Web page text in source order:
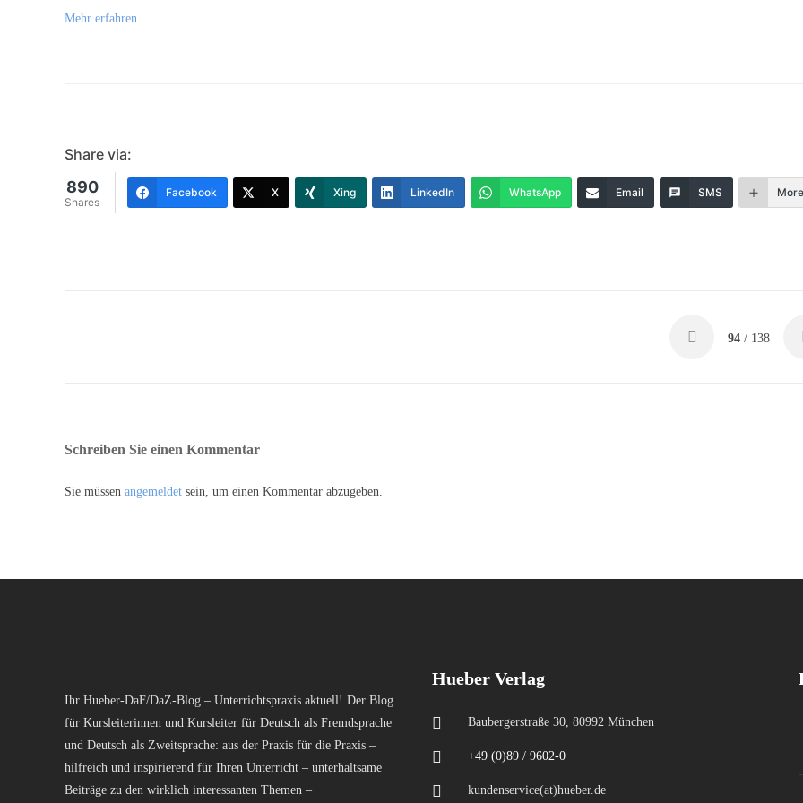
Mehr erfahren …
Share via:
890
Shares
Facebook X Xing LinkedIn WhatsApp Email SMS More
94 / 138
Schreiben Sie einen Kommentar
Sie müssen angemeldet sein, um einen Kommentar abzugeben.
Ihr Hueber-DaF/DaZ-Blog – Unterrichtspraxis aktuell! Der Blog
für Kursleiterinnen und Kursleiter für Deutsch als Fremdsprache
und Deutsch als Zweitsprache: aus der Praxis für die Praxis –
hilfreich und inspirierend für Ihren Unterricht – unterhaltsame
Beiträge zu den wirklich interessanten Themen –
Hueber Verlag
Baubergerstraße 30, 80992 München
+49 (0)89 / 9602-0
kundenservice(at)hueber.de